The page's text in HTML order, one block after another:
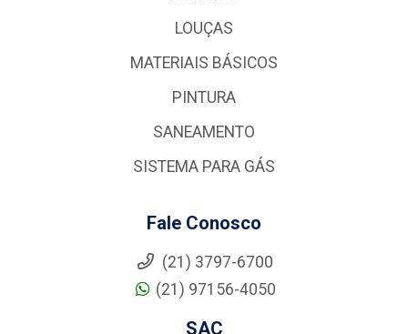
LOUÇAS
MATERIAIS BÁSICOS
PINTURA
SANEAMENTO
SISTEMA PARA GÁS
Fale Conosco
(21) 3797-6700
(21) 97156-4050
SAC